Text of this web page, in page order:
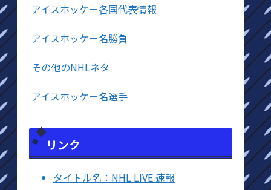
アイスホッケー各国代表情報
アイスホッケー名勝負
その他のNHLネタ
アイスホッケー名選手
リンク
タイトル名：NHL LIVE 速報